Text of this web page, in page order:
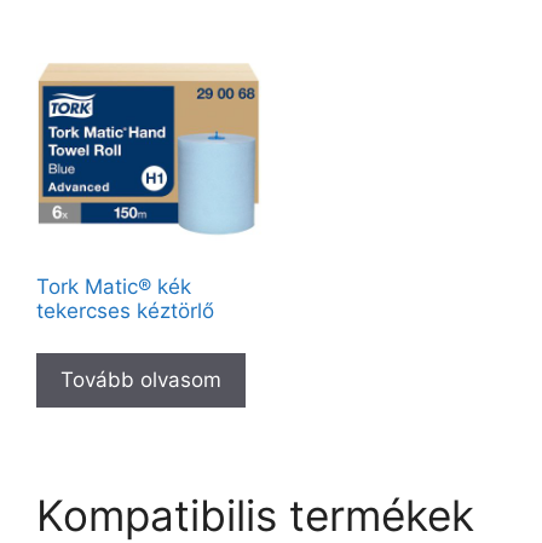
Tork Matic® kék
tekercses kéztörlő
Tovább olvasom
Kompatibilis termékek